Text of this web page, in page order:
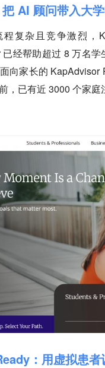
AI 顾问带入大
程复杂且竞争激烈，
已经帮助超过 8 万名
向家长的
，已有近 3000 个家庭
：用虚拟患者